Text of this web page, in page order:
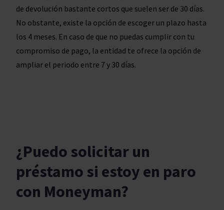
de devolución bastante cortos que suelen ser de 30 días.
No obstante, existe la opción de escoger un plazo hasta
los 4 meses. En caso de que no puedas cumplir con tu
compromiso de pago, la entidad te ofrece la opción de
ampliar el periodo entre 7 y 30 días.
¿Puedo solicitar un
préstamo si estoy en paro
con Moneyman?